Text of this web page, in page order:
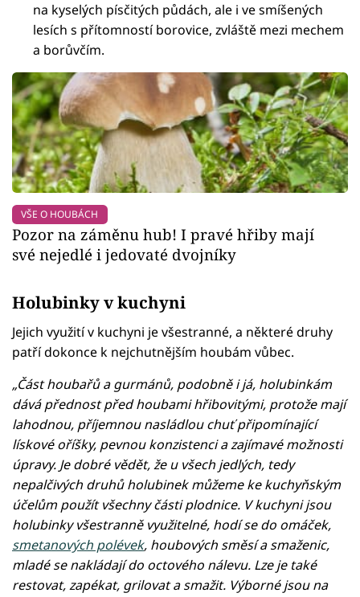
na kyselých písčitých půdách, ale i ve smíšených
lesích s přítomností borovice, zvláště mezi mechem
a borůvčím.
VŠE O HOUBÁCH
Pozor na záměnu hub! I pravé hřiby mají
své nejedlé i jedovaté dvojníky
Holubinky v kuchyni
Jejich využití v kuchyni je všestranné, a některé druhy
patří dokonce k nejchutnějším houbám vůbec.
„Část houbařů a gurmánů, podobně i já, holubinkám
dává přednost před houbami hřibovitými, protože mají
lahodnou, příjemnou nasládlou chuť připomínající
lískové oříšky, pevnou konzistenci a zajímavé možnosti
úpravy. Je dobré vědět, že u všech jedlých, tedy
nepalčivých druhů holubinek můžeme ke kuchyňským
účelům použít všechny části plodnice. V kuchyni jsou
holubinky všestranně využitelné, hodí se do omáček,
smetanových polévek, houbových směsí a smaženic,
mladé se nakládají do octového nálevu. Lze je také
restovat, zapékat, grilovat a smažit. Výborné jsou na